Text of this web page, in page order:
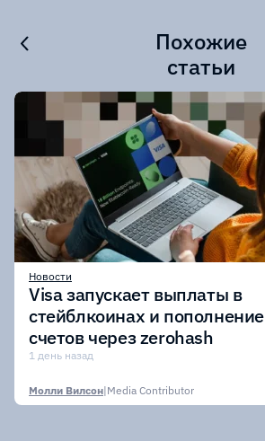
Похожие
статьи
Новости
Visa запускает выплаты в
стейблкоинах и пополнение
счетов через zerohash
1 день назад
Молли Вилсон|Media Contributor